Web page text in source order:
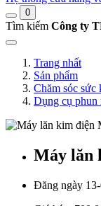
0
Tìm kiếm Công ty
Trang nhất
Sản phẩm
Chăm sóc sức
Dụng cụ phun
Máy lăn
Đăng ngày